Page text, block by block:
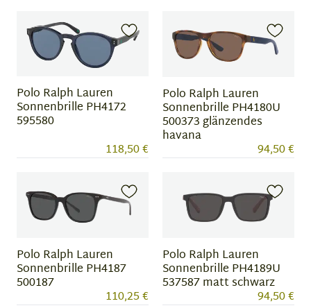
Polo Ralph Lauren
Sonnenbrille PH4172
595580
118,50 €
Polo Ralph Lauren
Sonnenbrille PH4180U
500373 glänzendes
havana
94,50 €
Polo Ralph Lauren
Sonnenbrille PH4187
500187
110,25 €
Polo Ralph Lauren
Sonnenbrille PH4189U
537587 matt schwarz
94,50 €